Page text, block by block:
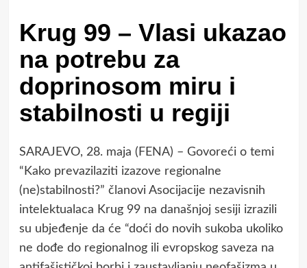
Krug 99 – Vlasi ukazao
na potrebu za
doprinosom miru i
stabilnosti u regiji
SARAJEVO, 28. maja (FENA) – Govoreći o temi
“Kako prevazilaziti izazove regionalne
(ne)stabilnosti?” članovi Asocijacije nezavisnih
intelektualaca Krug 99 na današnjoj sesiji izrazili
su ubjeđenje da će “doći do novih sukoba ukoliko
ne dođe do regionalnog ili evropskog saveza na